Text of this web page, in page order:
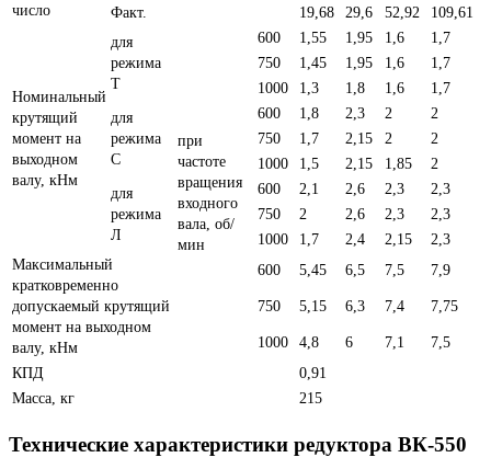
число
Факт.
19,68 29,6 52,92 109,61
Номинальный
крутящий
момент на
выходном
валу, кНм
для
режима
Т
при
частоте
вращения
входного
вала, об/
мин
600 1,55 1,95 1,6
1,7
750
1,45 1,95 1,6
1,7
1000
1,3 1,8 1,6
1,7
для
режима
С
600 1,8 2,3 2
2
750
1,7 2,15 2
2
1000
1,5 2,15 1,85
2
для
режима
Л
600 2,1 2,6 2,3
2,3
750
2 2,6 2,3
2,3
1000
1,7 2,4 2,15
2,3
Максимальный
кратковременно
допускаемый крутящий
момент на выходном
валу, кНм
600 5,45 6,5 7,5 7,9
750 5,15 6,3 7,4 7,75
1000 4,8 6 7,1
7,5
КПД
0,91
Масса, кг
215
Технические характеристики редуктора ВК-550